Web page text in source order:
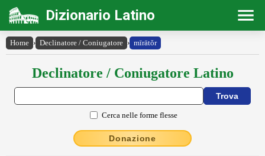
Dizionario Latino
Home › Declinatore / Coniugatore › mīrātŏr
Declinatore / Coniugatore Latino
Cerca nelle forme flesse
Donazione